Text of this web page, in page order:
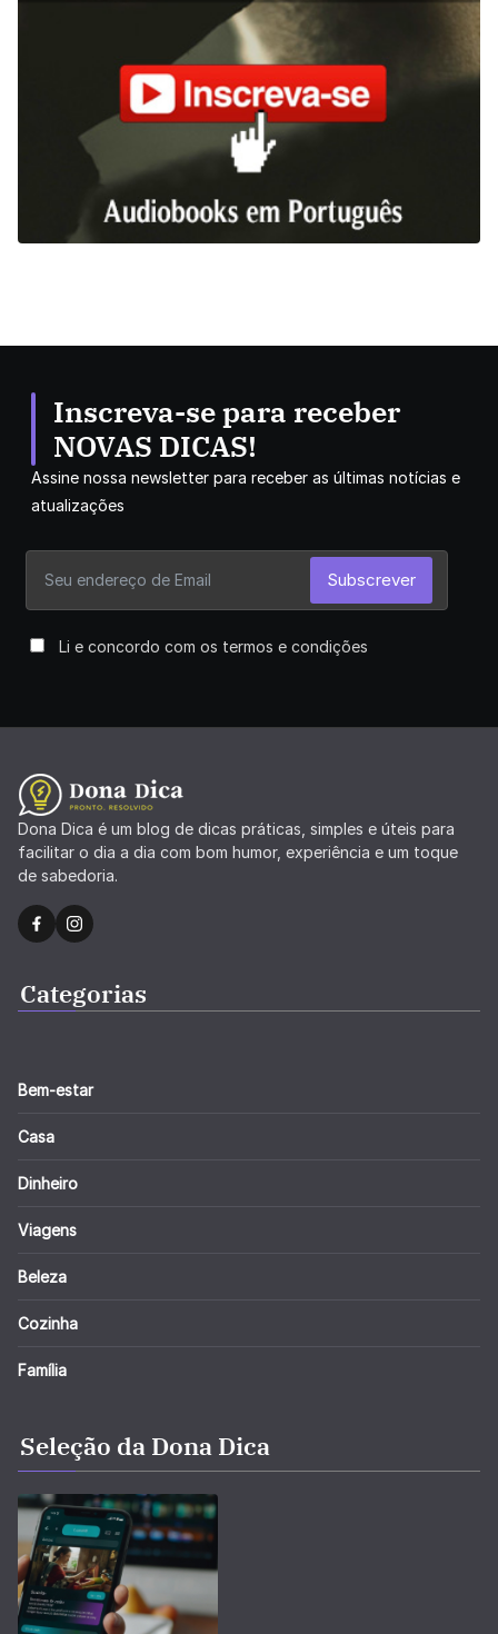
Inscreva-se para receber
NOVAS DICAS!
Assine nossa newsletter para receber as últimas notícias e
atualizações
Li e concordo com os termos e condições
Subscrever
Dona Dica é um blog de dicas práticas, simples e úteis para
facilitar o dia a dia com bom humor, experiência e um toque
de sabedoria.
Categorias
Bem-estar
Casa
Dinheiro
Viagens
Beleza
Cozinha
Família
Seleção da Dona Dica